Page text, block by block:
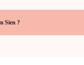
Sien ?